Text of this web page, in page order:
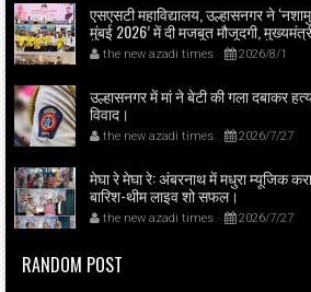
एसएसटी महाविद्यालय, उल्हासनगर ने
मुंबई 2026’ में दी मजबूत मौजूदगी,
मुंबई के एनएससीआई डोम में आयोजित शपथ
प्रसारण उल्हासनगर में भी दिखाया गया;
हिस्सेदारी कर समाज में नशामुक्ति का संदेश
the new azadi times 2026/8/1
उल्हासनगर में मां ने बेटी की गला दबाकर
विवाद।
the new azadi times 2026/7/27
मेघा रे मेघा रे: अंबरनाथ में मधुरा म्यूजिक
बारिश-थीम लाइव शो सफल।
the new azadi times 2026/7/27
RANDOM POST